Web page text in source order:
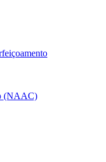
(NAAC)